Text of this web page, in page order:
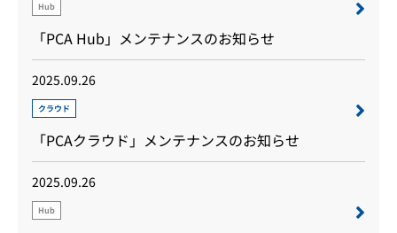
Hub
「PCA Hub」メンテナンスのお知らせ
2025.09.26
クラウド
「PCAクラウド」メンテナンスのお知らせ
2025.09.26
Hub